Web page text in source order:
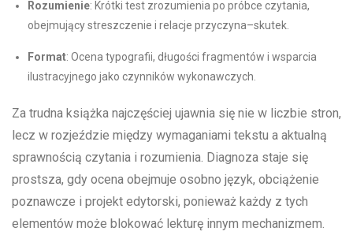
Rozumienie: Krótki test zrozumienia po próbce czytania,
obejmujący streszczenie i relacje przyczyna–skutek.
Format: Ocena typografii, długości fragmentów i wsparcia
ilustracyjnego jako czynników wykonawczych.
Za trudna książka najczęściej ujawnia się nie w liczbie stron,
lecz w rozjeździe między wymaganiami tekstu a aktualną
sprawnością czytania i rozumienia. Diagnoza staje się
prostsza, gdy ocena obejmuje osobno język, obciążenie
poznawcze i projekt edytorski, ponieważ każdy z tych
elementów może blokować lekturę innym mechanizmem.